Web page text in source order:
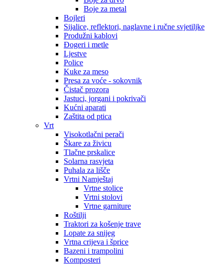
Boje za metal
Bojleri
Sijalice, reflektori, naglavne i ručne svjetiljke
Produžni kablovi
Đogeri i metle
Ljestve
Police
Kuke za meso
Presa za voće - sokovnik
Čistač prozora
Jastuci, jorgani i pokrivači
Kućni aparati
Zaštita od ptica
Vrt
Visokotlačni perači
Škare za živicu
Tlačne prskalice
Solarna rasvjeta
Puhala za lišče
Vrtni Namještaj
Vrtne stolice
Vrtni stolovi
Vrtne garniture
Roštilji
Traktori za košenje trave
Lopate za snijeg
Vrtna crijeva i šprice
Bazeni i trampolini
Komposteri